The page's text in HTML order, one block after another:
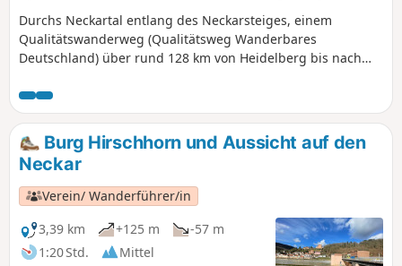
Durchs Neckartal entlang des Neckarsteiges, einem
Qualitätswanderweg (Qualitätsweg Wanderbares
Deutschland) über rund 128 km von Heidelberg bis nach
Mehrtages- oder Tagestour erwandern. Diese Etappe führt
Dich von Hirschhorn nach Eberbach.
Burg Hirschhorn und Aussicht auf den
Neckar
Verein/ Wanderführer/in
3,39 km
+125 m
-57 m
1:20 Std.
Mittel